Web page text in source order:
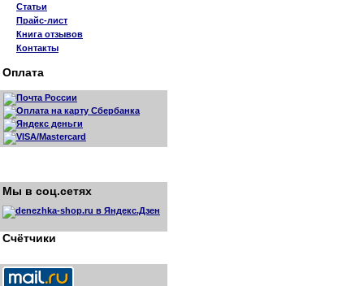
Статьи
Прайс-лист
Книга отзывов
Контакты
Оплата
Мы в соц.сетях
Счётчики